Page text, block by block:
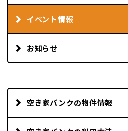
イベント情報
お知らせ
空き家バンクの物件情報